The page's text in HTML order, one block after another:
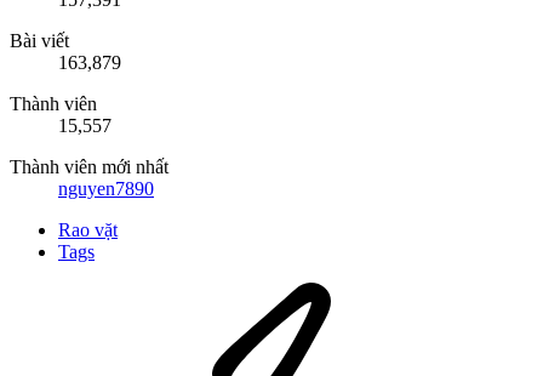
Bài viết
163,879
Thành viên
15,557
Thành viên mới nhất
nguyen7890
Rao vặt
Tags